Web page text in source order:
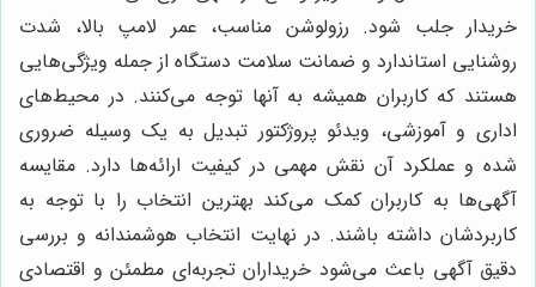
خریدار جلب شود. رزولوشن مناسب، عمر لامپ بالا، شدت
روشنایی استاندارد و ضمانت سلامت دستگاه از جمله ویژگی‌هایی
هستند که کاربران همیشه به آنها توجه می‌کنند. در محیط‌های
اداری و آموزشی، ویدئو پروژکتور تبدیل به یک وسیله ضروری
شده و عملکرد آن نقش مهمی در کیفیت ارائه‌ها دارد. مقایسه
آگهی‌ها به کاربران کمک می‌کند بهترین انتخاب را با توجه به
کاربردشان داشته باشند. در نهایت انتخاب هوشمندانه و بررسی
دقیق آگهی باعث می‌شود خریداران تجربه‌ای مطمئن و اقتصادی